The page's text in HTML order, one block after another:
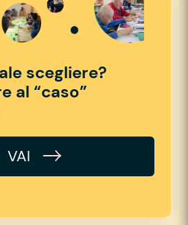
scegliere?
al “caso”
VAI